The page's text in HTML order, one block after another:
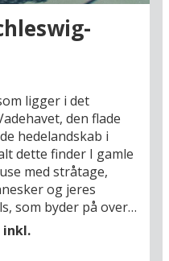
ligger i det
den flade
hedelandskab i
dette finder I gamle
med stråtage,
og jeres
som byder på over
Fra
har I en smuk
inkl.